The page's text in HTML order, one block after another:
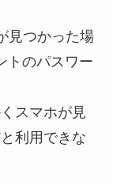
見つかった場
トのパスワー
スマホが見
利用できな